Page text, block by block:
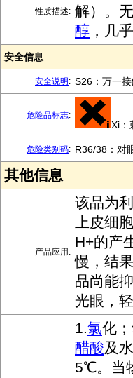
性质描述: 解）。
醇 ，几
安全信息
安全说明 : S26：万一
危险品标志:
Xi：
危险类别码: R36/38：对
其他信息
产品应用:
该品为
上皮细
H+的产
慢，结
品尚能
光眼，
1.氯化
醋酸及
5℃。当